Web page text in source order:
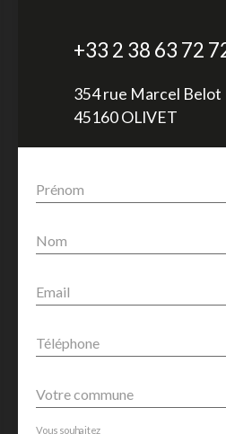
+33 2 38 63 72
354 rue Marcel Belot
45160 OLIVET
Prénom
Nom
Email
Téléphone
Votre commune
Vous souhaitez